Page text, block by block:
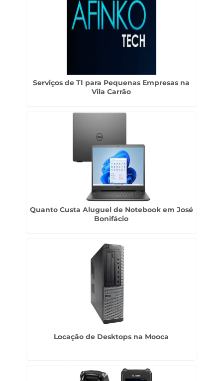
Serviços de TI para Pequenas Empresas na
Vila Carrão
Quanto Custa Aluguel de Notebook em José
Bonifácio
Locação de Desktops na Mooca